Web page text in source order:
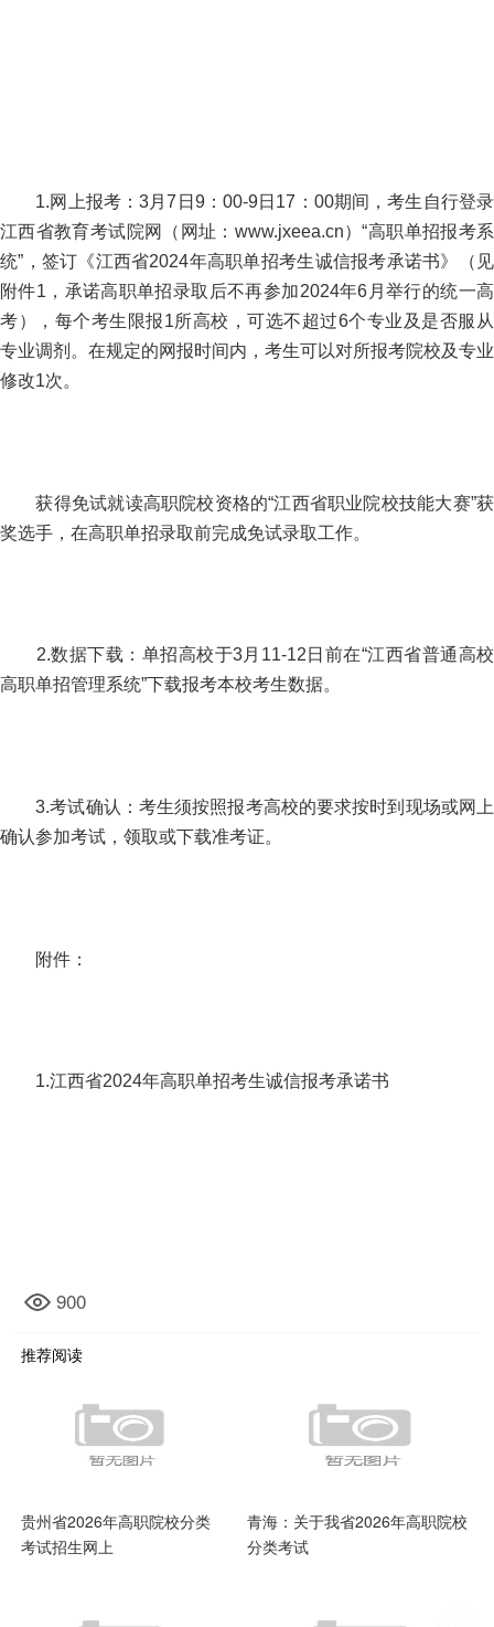
1.网上报考：3月7日9：00-9日17：00期间，考生自行登录
江西省教育考试院网（网址：www.jxeea.cn）“高职单招报考系
统”，签订《江西省2024年高职单招考生诚信报考承诺书》（见
附件1，承诺高职单招录取后不再参加2024年6月举行的统一高
考），每个考生限报1所高校，可选不超过6个专业及是否服从
专业调剂。在规定的网报时间内，考生可以对所报考院校及专业
修改1次。
获得免试就读高职院校资格的“江西省职业院校技能大赛”获
奖选手，在高职单招录取前完成免试录取工作。
2.数据下载：单招高校于3月11-12日前在“江西省普通高校
高职单招管理系统”下载报考本校考生数据。
3.考试确认：考生须按照报考高校的要求按时到现场或网上
确认参加考试，领取或下载准考证。
附件：
1.江西省2024年高职单招考生诚信报考承诺书
900
推荐阅读
贵州省2026年高职院校分类
考试招生网上
青海：关于我省2026年高职院校
分类考试